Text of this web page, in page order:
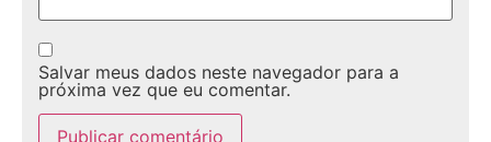
Salvar meus dados neste navegador para a
próxima vez que eu comentar.